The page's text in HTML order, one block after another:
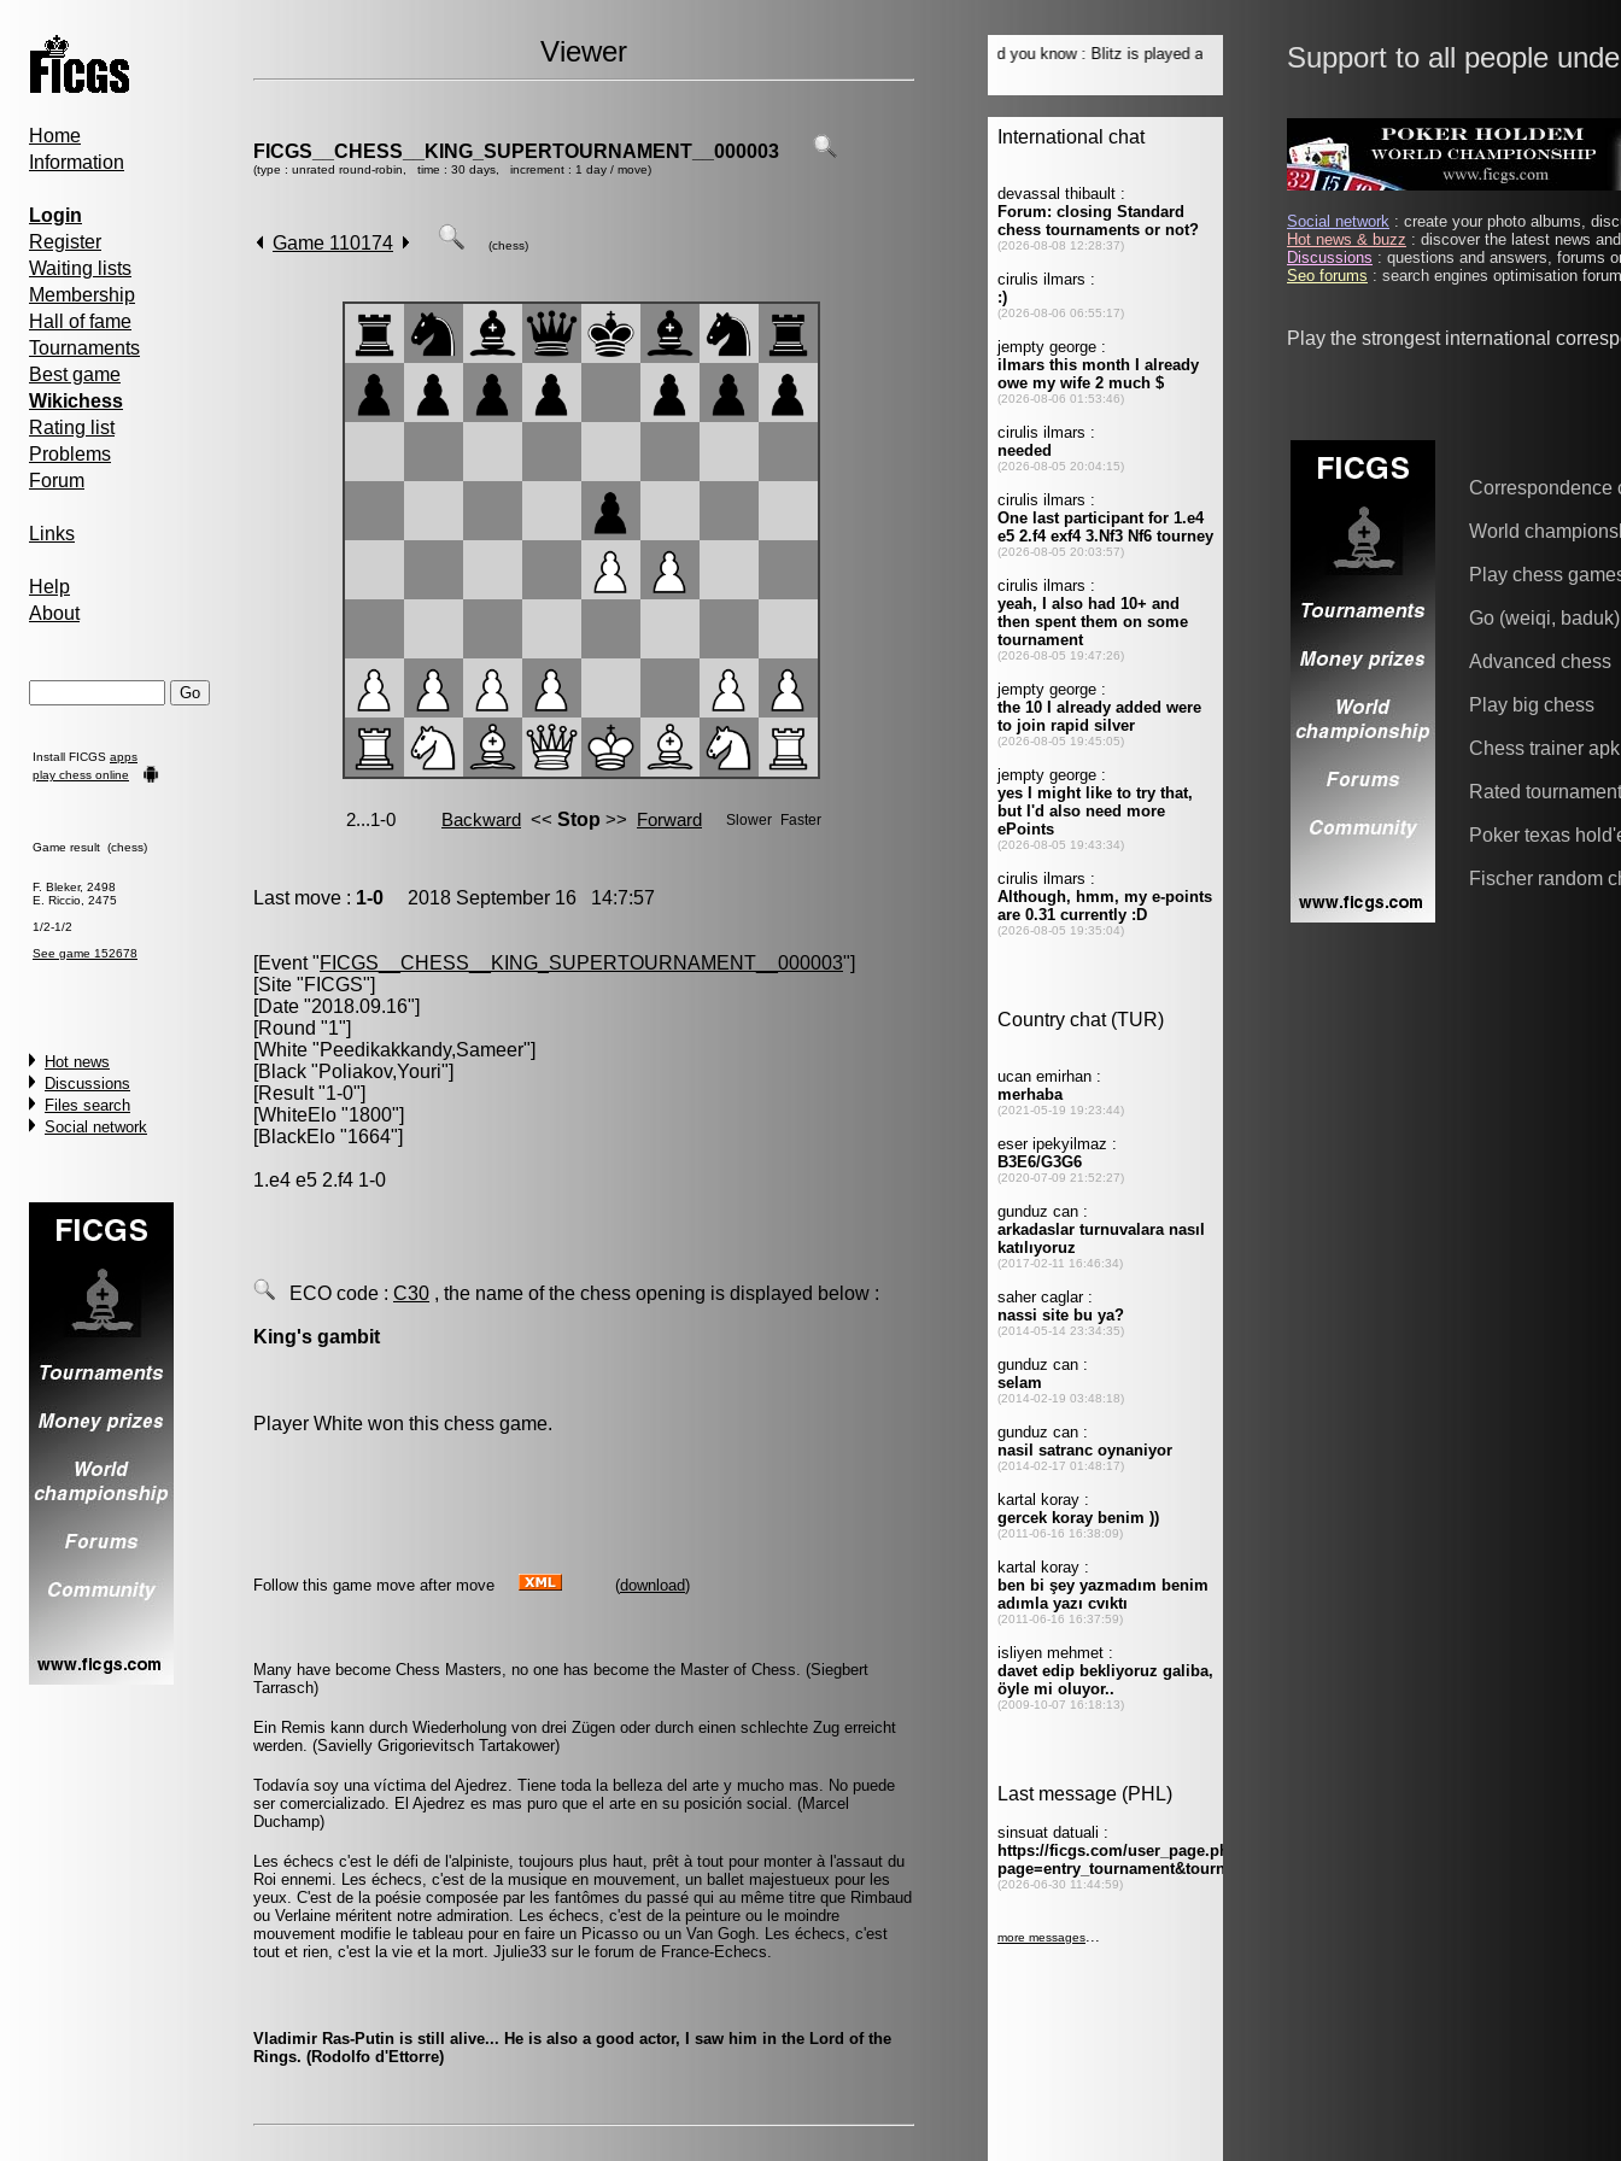
Home
Information
Login
Register
Waiting lists
Membership
Hall of fame
Tournaments
Best game
Wikichess
Rating list
Problems
Forum
Links
Help
About
Install FICGS apps
play chess online
Game result (chess)
F. Bleker, 2498
E. Riccio, 2475
1/2-1/2
See game 152678
Hot news
Discussions
Files search
Social network
Viewer
FICGS__CHESS__KING_SUPERTOURNAMENT__000003
(type : unrated round-robin, time : 30 days, increment : 1 day / move)
Game 110174 (chess)
Last move : 1-0 2018 September 16 14:7:57
[Event "FICGS__CHESS__KING_SUPERTOURNAMENT__000003"]
[Site "FICGS"]
[Date "2018.09.16"]
[Round "1"]
[White "Peedikakkandy,Sameer"]
[Black "Poliakov,Youri"]
[Result "1-0"]
[WhiteElo "1800"]
[BlackElo "1664"]
1.e4 e5 2.f4 1-0
ECO code : C30 , the name of the chess opening is displayed below :
King's gambit
Player White won this chess game.
Follow this game move after move (download)
Many have become Chess Masters, no one has become the Master of Chess. (Siegbert
Tarrasch)
Ein Remis kann durch Wiederholung von drei Zügen oder durch einen schlechte Zug erreicht
werden. (Savielly Grigorievitsch Tartakower)
Todavía soy una víctima del Ajedrez. Tiene toda la belleza del arte y mucho mas. No puede
ser comercializado. El Ajedrez es mas puro que el arte en su posición social. (Marcel
Duchamp)
Les échecs c'est le défi de l'alpiniste, toujours plus haut, prêt à tout pour monter à l'assaut du
Roi ennemi. Les échecs, c'est de la musique en mouvement, un ballet majestueux pour les
yeux. C'est de la poésie composée par les fantômes du passé qui au même titre que Rimbaud
ou Verlaine méritent notre admiration. Les échecs, c'est de la peinture ou le moindre
mouvement modifie le tableau pour en faire un Picasso ou un Van Gogh. Les échecs, c'est
tout et rien, c'est la vie et la mort. Jjulie33 sur le forum de France-Echecs.
Vladimir Ras-Putin is still alive... He is also a good actor, I saw him in the Lord of the
Rings. (Rodolfo d'Ettorre)
Support to all people
Social network : create your photo albums,
Hot news & buzz : discover the latest news
Discussions : questions and answers, forums
Seo forums : search engines optimisation
Play the strongest international
Correspondence
World
Play chess
Go (weiqi, baduk)
Advanced chess
Play big chess
Chess trainer apk
Rated
Poker texas
Fischer random